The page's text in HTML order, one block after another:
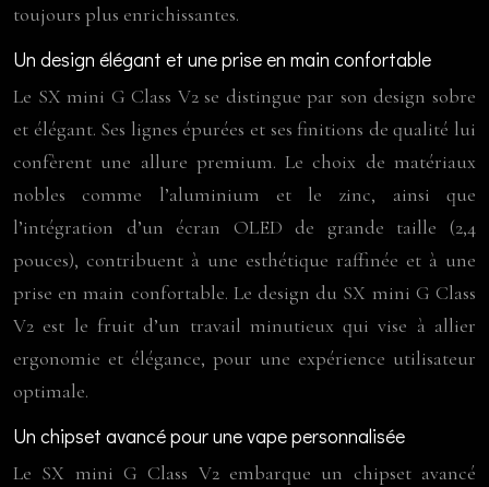
toujours plus enrichissantes.
Un design élégant et une prise en main confortable
Le SX mini G Class V2 se distingue par son design sobre
et élégant. Ses lignes épurées et ses finitions de qualité lui
confèrent une allure premium. Le choix de matériaux
nobles comme l’aluminium et le zinc, ainsi que
l’intégration d’un écran OLED de grande taille (2,4
pouces), contribuent à une esthétique raffinée et à une
prise en main confortable. Le design du SX mini G Class
V2 est le fruit d’un travail minutieux qui vise à allier
ergonomie et élégance, pour une expérience utilisateur
optimale.
Un chipset avancé pour une vape personnalisée
Le SX mini G Class V2 embarque un chipset avancé